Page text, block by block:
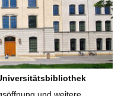
und weitere